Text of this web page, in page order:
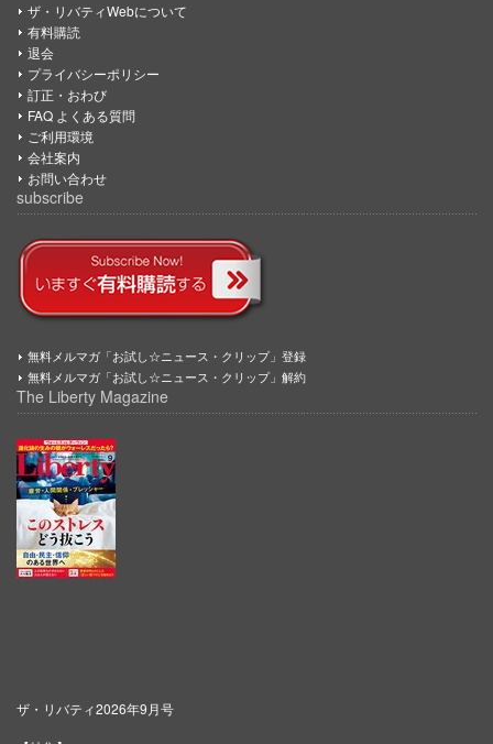
ザ・リバティWebについて
有料購読
退会
プライバシーポリシー
訂正・おわび
FAQ よくある質問
ご利用環境
会社案内
お問い合わせ
subscribe
無料メルマガ「お試し☆ニュース・クリップ」登録
無料メルマガ「お試し☆ニュース・クリップ」解約
The Liberty Magazine
ザ・リバティ2026年9月号